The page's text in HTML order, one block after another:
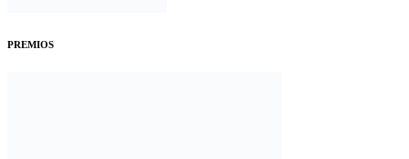
PREMIOS